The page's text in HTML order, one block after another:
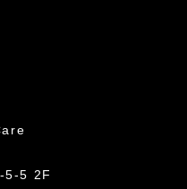
5-5 2F